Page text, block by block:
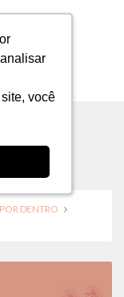
você
você
DENTRO